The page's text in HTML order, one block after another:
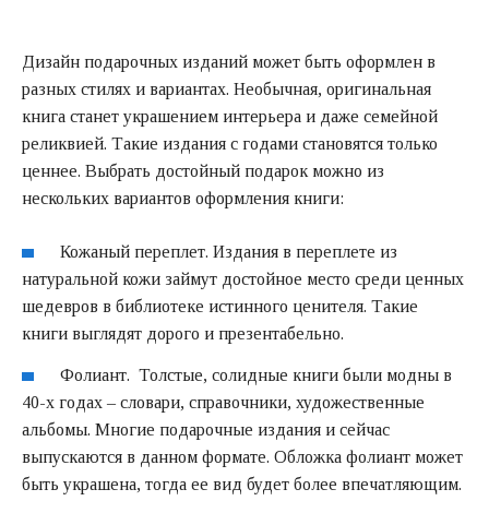
Дизайн подарочных изданий может быть оформлен в
разных стилях и вариантах. Необычная, оригинальная
книга станет украшением интерьера и даже семейной
реликвией. Такие издания с годами становятся только
ценнее. Выбрать достойный подарок можно из
нескольких вариантов оформления книги:
Кожаный переплет. Издания в переплете из
натуральной кожи займут достойное место среди ценных
шедевров в библиотеке истинного ценителя. Такие
книги выглядят дорого и презентабельно.
Фолиант. Толстые, солидные книги были модны в
40-х годах – словари, справочники, художественные
альбомы. Многие подарочные издания и сейчас
выпускаются в данном формате. Обложка фолиант может
быть украшена, тогда ее вид будет более впечатляющим.